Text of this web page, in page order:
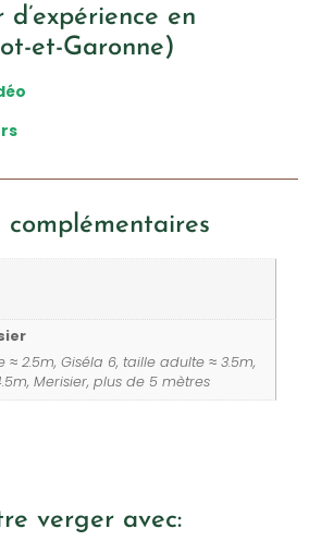
en
et-Garonne)
complémentaires
2.5m, Giséla 6, taille adulte ≈ 3.5m,
Merisier, plus de 5 mètres
verger avec: